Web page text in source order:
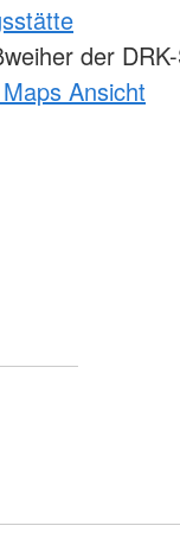
der
Ansicht